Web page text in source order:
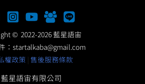
© 2022-2026 藍星語宙
： startalkaba@gmail.com
權政策 | 售後服務條款
藍星語宙有限公司